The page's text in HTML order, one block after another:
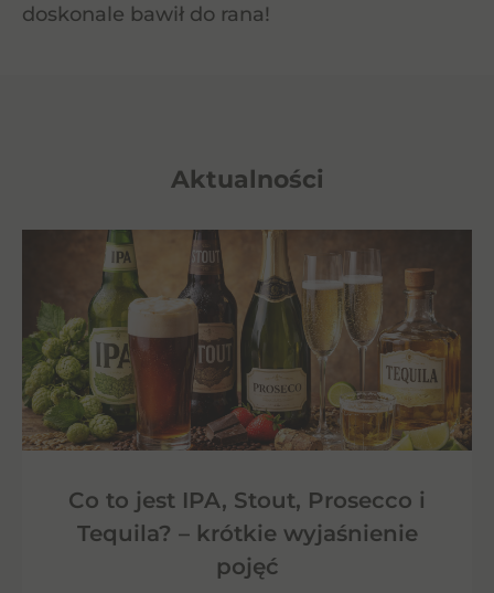
doskonale bawił do rana!
Aktualności
Co to jest IPA, Stout, Prosecco i
Tequila? – krótkie wyjaśnienie
pojęć